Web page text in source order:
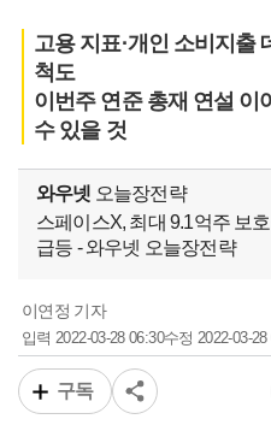
고용 지표·개인 소비지출
척도
이번주 연준 총재 연설
수 있을 것
와우넷 오늘장전략
스페이스X, 최대 9.1억주 보
급등 - 와우넷 오늘장전략
이연정 기자
입력2022-03-28 06:30수정 2022-03-28
구독